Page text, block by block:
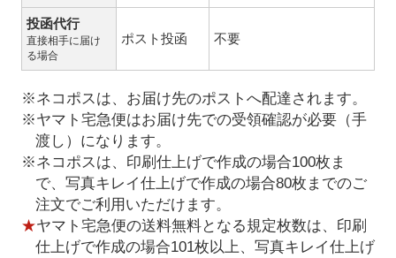
投函代行
直接相手に届け
る場合
ポスト投函 不要
※ネコポスは、お届け先のポストへ配達されます。
※ヤマト宅急便はお届け先での受領確認が必要（手
渡し）になります。
※ネコポスは、印刷仕上げで作成の場合100枚ま
で、写真キレイ仕上げで作成の場合80枚までのご
注文でご利用いただけます。
★ヤマト宅急便の送料無料となる規定枚数は、印刷
仕上げで作成の場合101枚以上、写真キレイ仕上げ